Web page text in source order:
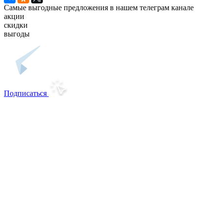
Самые выгодные предложения в нашем телеграм канале
акции
скидки
выгоды
Подписаться